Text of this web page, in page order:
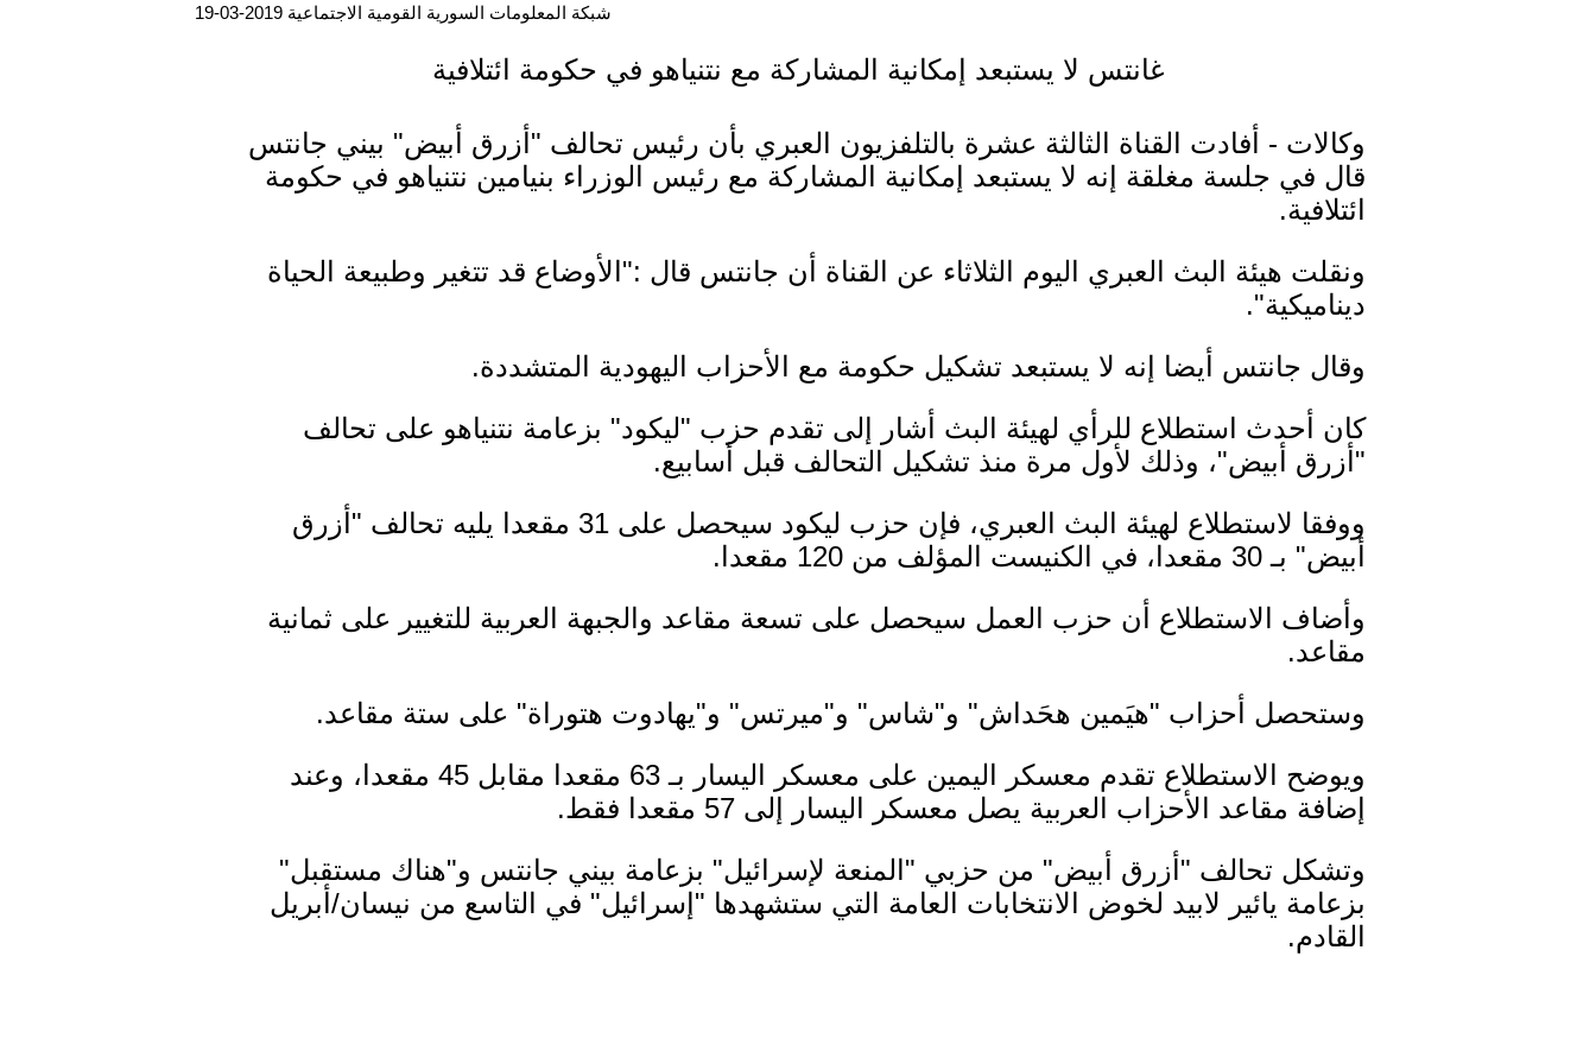
شبكة المعلومات السورية القومية الاجتماعية 2019-03-19
غانتس لا يستبعد إمكانية المشاركة مع نتنياهو في حكومة ائتلافية
وكالات - أفادت القناة الثالثة عشرة بالتلفزيون العبري بأن رئيس تحالف "أزرق أبيض" بيني جانتس
قال في جلسة مغلقة إنه لا يستبعد إمكانية المشاركة مع رئيس الوزراء بنيامين نتنياهو في حكومة
ائتلافية.
ونقلت هيئة البث العبري اليوم الثلاثاء عن القناة أن جانتس قال :"الأوضاع قد تتغير وطبيعة الحياة
ديناميكية".
وقال جانتس أيضا إنه لا يستبعد تشكيل حكومة مع الأحزاب اليهودية المتشددة.
كان أحدث استطلاع للرأي لهيئة البث أشار إلى تقدم حزب "ليكود" بزعامة نتنياهو على تحالف
"أزرق أبيض"، وذلك لأول مرة منذ تشكيل التحالف قبل أسابيع.
ووفقا لاستطلاع لهيئة البث العبري، فإن حزب ليكود سيحصل على 31 مقعدا يليه تحالف "أزرق
أبيض" بـ 30 مقعدا، في الكنيست المؤلف من 120 مقعدا.
وأضاف الاستطلاع أن حزب العمل سيحصل على تسعة مقاعد والجبهة العربية للتغيير على ثمانية
مقاعد.
وستحصل أحزاب "هيَمين هحَداش" و"شاس" و"ميرتس" و"يهادوت هتوراة" على ستة مقاعد.
ويوضح الاستطلاع تقدم معسكر اليمين على معسكر اليسار بـ 63 مقعدا مقابل 45 مقعدا، وعند
إضافة مقاعد الأحزاب العربية يصل معسكر اليسار إلى 57 مقعدا فقط.
وتشكل تحالف "أزرق أبيض" من حزبي "المنعة لإسرائيل" بزعامة بيني جانتس و"هناك مستقبل"
بزعامة يائير لابيد لخوض الانتخابات العامة التي ستشهدها "إسرائيل" في التاسع من نيسان/أبريل
القادم.